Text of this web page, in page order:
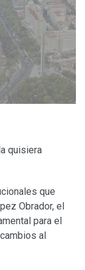
quisiera
que
Obrador, el
para el
al